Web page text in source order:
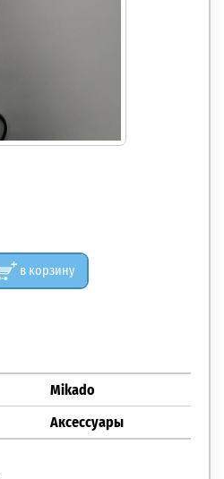
в корзину
Mikado
Аксессуары